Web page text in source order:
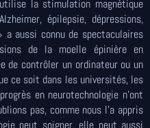
la stimulation magnétique
épilepsie, dépressions,
a aussi connu de spectaculaires
de la moelle épinière en
de contrôler un ordinateur ou un
ce soit dans les universités, les
en neurotechnologie n’ont
pas, comme nous l’a appris
peut soigner, elle peut aussi